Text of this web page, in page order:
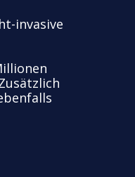
invasive